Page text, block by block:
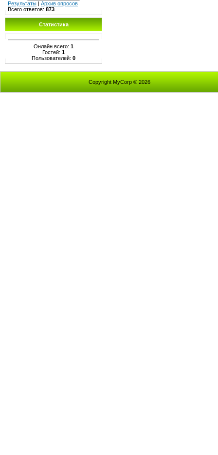
Результаты | Архив опросов
Всего ответов: 873
Статистика
Онлайн всего: 1
Гостей: 1
Пользователей: 0
Copyright MyCorp © 2026